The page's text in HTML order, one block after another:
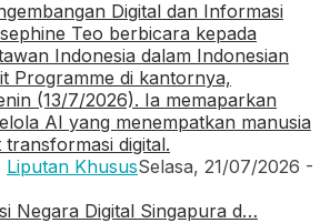
Liputan KhususSelasa, 21/07/2026 -
Negara Digital Singapura d…